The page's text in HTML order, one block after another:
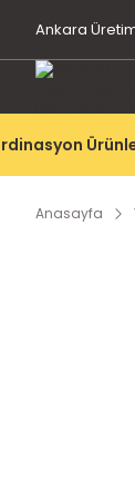
Ankara
Anasayfa